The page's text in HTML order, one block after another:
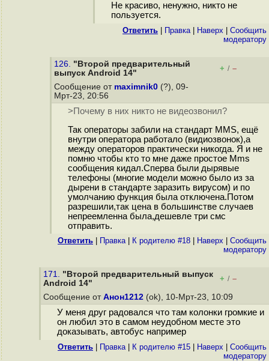
Не красиво, ненужно, никто не
пользуется.
Ответить Правка| Наверх
Cообщить
модератору
126. "Второй предварительный
выпуск Android 14"
+ / –
Сообщение от maximnik0 (?), 09-
Мрт-23, 20:56
>Почему в них никто не видеозвонил?
Так операторы забили на стандарт MMS, ещё
внутри оператора работало (видиозвонок),а
между операторов практически никогда. Я и не
помню чтобы кто то мне даже простое Mms
сообщения кидал.Сперва были дырявые
телефоны (многие модели можно было из за
дырени в стандарте заразить вирусом) и по
умолчанию функция была отключена.Потом
разрешили,так цена в большинстве случаев
непреемленна была,дешевле три смс
отправить.
Ответить Правка| К родителю #18 Наверх
Cообщить
модератору
171. "Второй предварительный выпуск
Android 14"
+ / –
Сообщение от Анон1212 (ok), 10-Мрт-23, 10:09
У меня друг радовался что там колонки громкие и
он любил это в самом неудобном месте это
доказывать, автобус например
Ответить Правка| К родителю #15 Наверх
Cообщить
модератору